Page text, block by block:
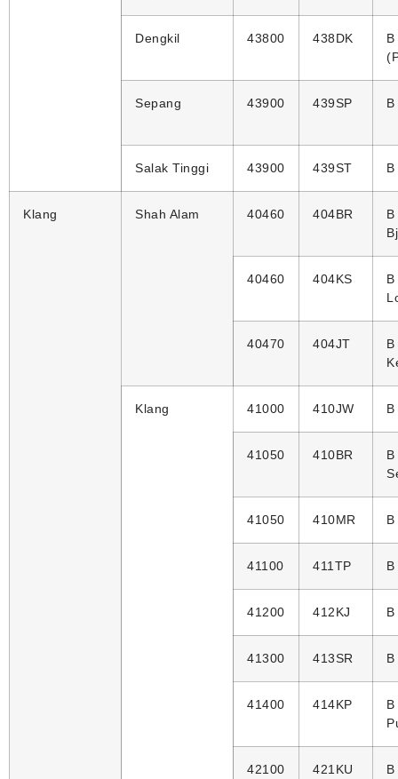
Dengkil 43800 438DK
Sepang 43900 439SP
Salak Tinggi 43900 439ST
Klang Shah Alam 40460 404BR
40460 404KS
40470 404JT
Klang 41000 410JW
41050 410BR
41050 410MR
41100 411TP
41200 412KJ
41300 413SR
41400 414KP
42100 421KU